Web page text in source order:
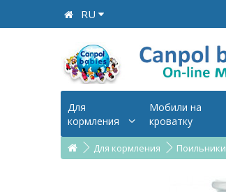
RU
Для
кормления
Мобили на
кроватку
Для кормления Поильники